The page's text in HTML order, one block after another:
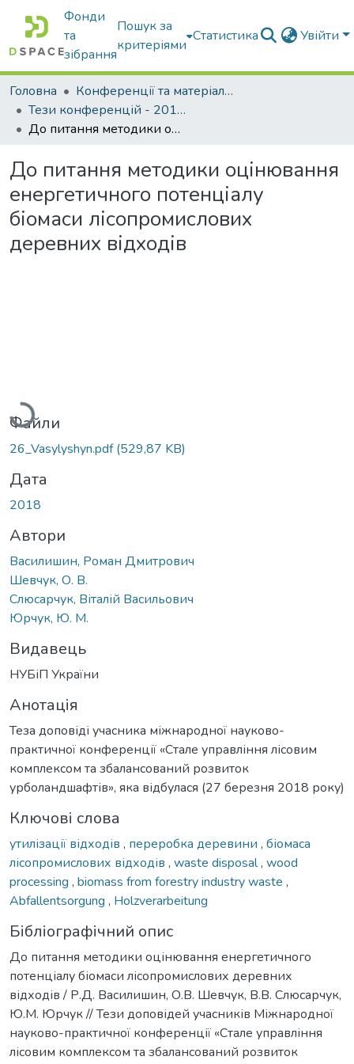
Фонди
та
зібрання
Пошук за
критеріями
Статистика Увійти
Головна
Конференції та матеріали конференцій
Тези конференцій - 2015 - 2018
До питання методики оцінювання енергетичного потенціалу біомаси лісопромислових деревних відходів
До питання методики оцінювання
енергетичного потенціалу
біомаси лісопромислових
деревних відходів
Вантажиться...
Файли
26_Vasylyshyn.pdf(529,87 KB)
Дата
2018
Автори
Василишин, Роман Дмитрович
Шевчук, О. В.
Слюсарчук, Віталій Васильович
Юрчук, Ю. М.
Видавець
НУБіП України
Анотація
Теза доповіді учасника міжнародної науково-
практичної конференції «Стале управління лісовим
комплексом та збалансований розвиток
урболандшафтів», яка відбулася (27 березня 2018 року)
Ключові слова
утилізації відходів , переробка деревини , біомаса
лісопромислових відходів , waste disposal, wood
processing , biomass from forestry industry waste ,
Abfallentsorgung , Holzverarbeitung
Бібліографічний опис
До питання методики оцінювання енергетичного
потенціалу біомаси лісопромислових деревних
відходів / Р.Д. Василишин, О.В. Шевчук, В.В. Слюсарчук,
Ю.М. Юрчук // Тези доповідей учасників Міжнародної
науково-практичної конференції «Стале управління
лісовим комплексом та збалансований розвиток